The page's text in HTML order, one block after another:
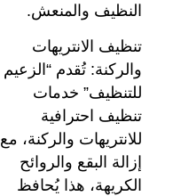
النظيف والمنعش.
تنظيف الانتريهات
والركنة: تُقدم “الزعيم
للتنظيف” خدمات
تنظيف احترافية
للانتريهات والركنة، مع
إزالة البقع والروائح
الكريهة، هذا يُحافظ